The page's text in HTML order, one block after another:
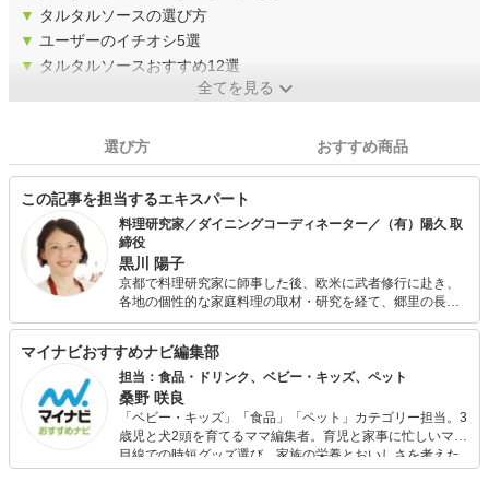
▼ タルタルソースの選び方
▼ ユーザーのイチオシ5選
▼ タルタルソースおすすめ12選
全てを見る
選び方 おすすめ商品
この記事を担当するエキスパート
料理研究家／ダイニングコーディネーター／（有）陽久 取
締役
黒川 陽子
京都で料理研究家に師事した後、欧米に武者修行に赴き、
各地の個性的な家庭料理の取材・研究を経て、郷里の長崎
で料理教室を開催。 その後、活動拠点を横浜に移し、料理
ら、「キッチンキーピング」をはじめとした、日常生活に
おける食のあり方を提唱。 また、イタリアで創設され、世
界的規模で展開されているスローフード運動と出会い「食
卓の向こう側」である農業や林業、漁業や食文化の地域
性・多様性を守ることの大切さを実感し、（日本における
食や農の事情）を伝えつつ、食材の力を引き出す料理法に
基づく独自の料理教室を主宰。 生産と消費のつなぎてとし
マイナビおすすめナビ編集部
担当：食品・ドリンク、ベビー・キッズ、ペット
桑野 咲良
「ベビー・キッズ」「食品」「ペット」カテゴリー担当。3
歳児と犬2頭を育てるママ編集者。育児と家事に忙しいママ
目線での時短グッズ選び、家族の栄養とおいしさを考えた
食品選び、束の間のリラックスタイムを楽しむためのスイ